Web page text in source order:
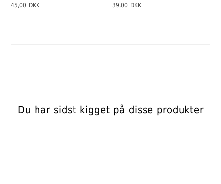
45,00 DKK 39,00 DKK
Du har sidst kigget på disse produkter